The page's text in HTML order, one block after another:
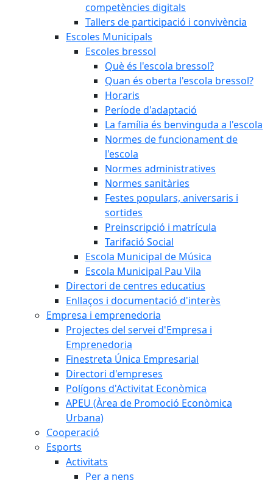
competències digitals
Tallers de participació i convivència
Escoles Municipals
Escoles bressol
Què és l'escola bressol?
Quan és oberta l'escola bressol?
Horaris
Període d'adaptació
La família és benvinguda a l'escola
Normes de funcionament de
l'escola
Normes administratives
Normes sanitàries
Festes populars, aniversaris i
sortides
Preinscripció i matrícula
Tarifació Social
Escola Municipal de Música
Escola Municipal Pau Vila
Directori de centres educatius
Enllaços i documentació d'interès
Empresa i emprenedoria
Projectes del servei d'Empresa i
Emprenedoria
Finestreta Única Empresarial
Directori d'empreses
Polígons d'Activitat Econòmica
APEU (Àrea de Promoció Econòmica
Urbana)
Cooperació
Esports
Activitats
Per a nens